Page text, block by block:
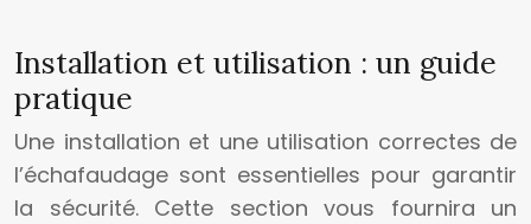
Installation et utilisation : un guide
pratique
Une installation et une utilisation correctes de
l’échafaudage sont essentielles pour garantir
la sécurité. Cette section vous fournira un